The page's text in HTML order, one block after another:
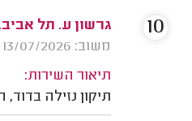
גרשון ע. תל אביב.
משוב: 13/07/2026
תיאור השירות:
תיקון נזילה
10